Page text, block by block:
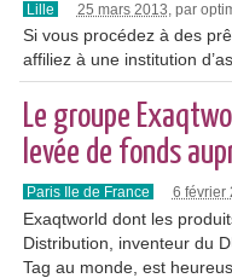
Lille 25 mars 2013 , par
Si vous procédez à des
affiliez à une institution
Le groupe
levée de fonds
Paris Ile de France 6 février
Exaqtworld dont les
Distribution, inventeur du
Tag au monde, est